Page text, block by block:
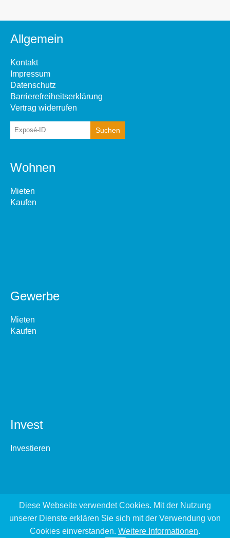
Allgemein
Kontakt
Impressum
Datenschutz
Barrierefreiheitserklärung
Vertrag widerrufen
Wohnen
Mieten
Kaufen
Gewerbe
Mieten
Kaufen
Invest
Investieren
Diese Webseite verwendet Cookies. Mit der Nutzung
unserer Dienste erklären Sie sich mit der Verwendung von
Cookies einverstanden. Weitere Informationen.